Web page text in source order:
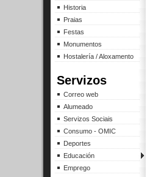
Historia
Praias
Festas
Monumentos
Hostalería / Aloxamento
Servizos
Correo web
Alumeado
Servizos Sociais
Consumo - OMIC
Deportes
Educación
Emprego